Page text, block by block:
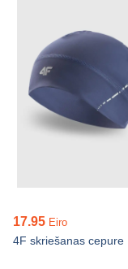
17.95 Eiro
4F skriešanas cepure